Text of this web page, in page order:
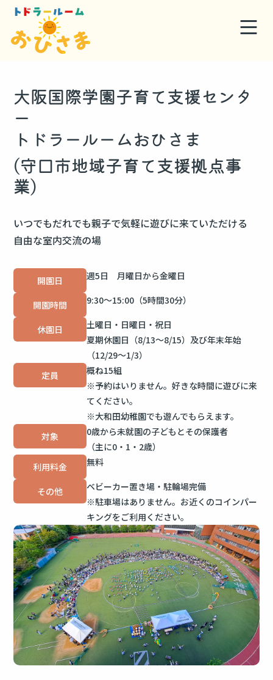
大阪国際学園子育て支援センタ
ー
トドラールームおひさま
(守口市地域子育て支援拠点事
業)
いつでもだれでも親子で気軽に遊びに来ていただける
自由な室内交流の場
開園日 週5日 月曜日から金曜日
開園時間 9:30～15:00（5時間30分）
休園日
土曜日・日曜日・祝日
夏期休園日（8/13～8/15）及び年末年始
（12/29～1/3）
定員
概ね15組
※予約はいりません。好きな時間に遊びに来
てください。
※大和田幼稚園でも遊んでもらえます。
対象
0歳から未就園の子どもとその保護者
（主に0・1・2歳）
利用料金
無料
その他
ベビーカー置き場・駐輪場完備
※駐車場はありません。お近くのコインパー
キングをご利用ください。